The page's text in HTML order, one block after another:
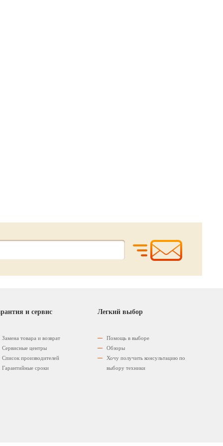
и сервис
Замена товара и возврат
Сервисные центры
Список производителей
Гарантийные сроки
Легкий выбор
Помощь в выборе
Обзоры
Хочу получить консультацию по
выбору техники